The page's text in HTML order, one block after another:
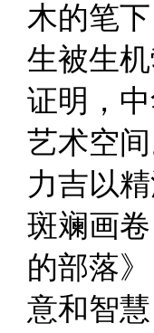
木的笔
生被生
证明，
艺术空
力吉以
斑斓画
的部落
意和智